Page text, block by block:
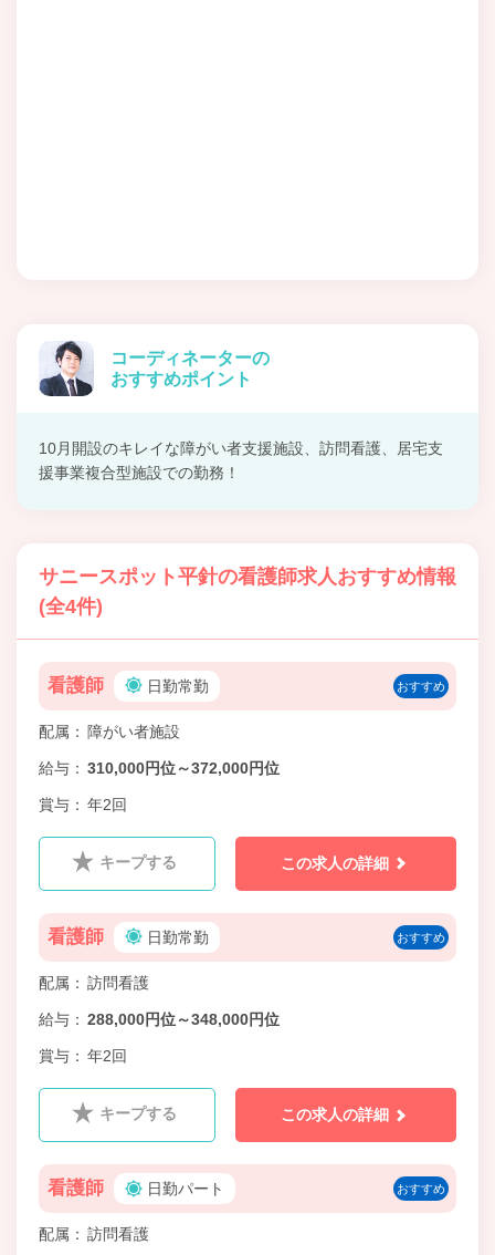
コーディネーターの
おすすめポイント
10月開設のキレイな障がい者支援施設、訪問看護、居宅支
援事業複合型施設での勤務！
サニースポット平針の看護師求人おすすめ情報
(全4件)
看護師 日勤常勤 おすすめ
配属 障がい者施設
給与 310,000円位～372,000円位
賞与 年2回
キープする この求人の詳細
看護師 日勤常勤 おすすめ
配属 訪問看護
給与 288,000円位～348,000円位
賞与 年2回
キープする この求人の詳細
看護師 日勤パート おすすめ
配属 訪問看護